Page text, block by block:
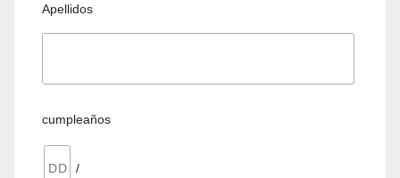
Apellidos
cumpleaños
/